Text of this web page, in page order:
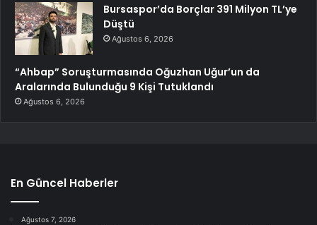
Bursaspor’da Borçlar 391 Milyon TL’ye
Düştü
Ağustos 6, 2026
“Ahbap” Soruşturmasında Oğuzhan Uğur’un da
Aralarında Bulunduğu 9 Kişi Tutuklandı
Ağustos 6, 2026
En Güncel Haberler
Ağustos 7, 2026